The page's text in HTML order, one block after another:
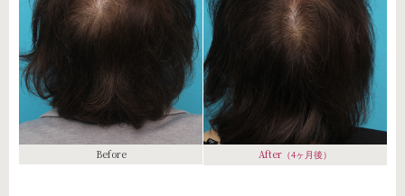
Before After （4ヶ月後）